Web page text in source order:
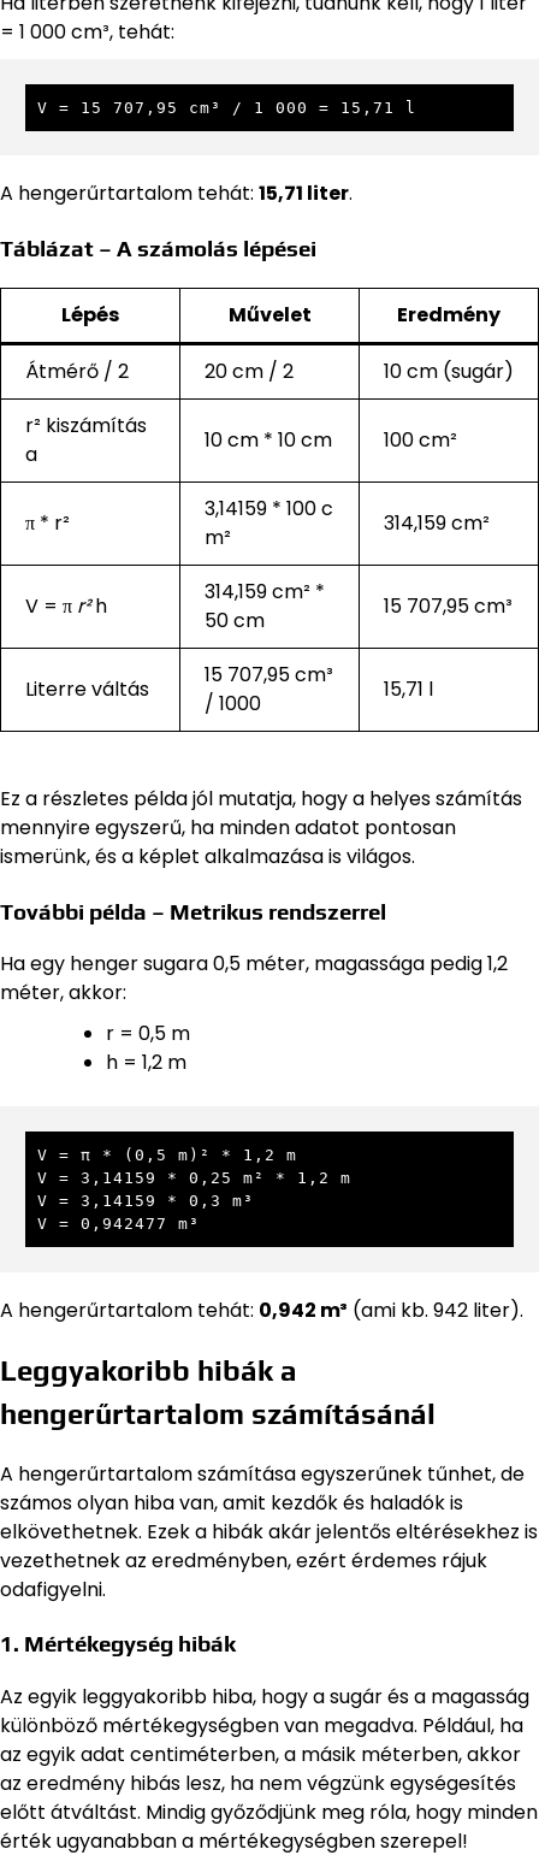
= 1 000 cm³, tehát:
V = 15 707,95 cm³ / 1 000 = 15,71 l
A hengerűrtartalom tehát: 15,71 liter.
Táblázat – A számolás lépései
Lépés Művelet Eredmény
Átmérő / 2 20 cm / 2
10 cm (sugár)
r² kiszámítás
a
10 cm * 10 cm 100 cm²
π * r²
3,14159 * 100 c
m²
314,159 cm²
V = π r²h
314,159 cm² *
50 cm
15 707,95 cm³
Literre váltás
15 707,95 cm³
/ 1000
15,71 l
Ez a részletes példa jól mutatja, hogy a helyes számítás
mennyire egyszerű, ha minden adatot pontosan
ismerünk, és a képlet alkalmazása is világos.
További példa – Metrikus rendszerrel
Ha egy henger sugara 0,5 méter, magassága pedig 1,2
méter, akkor:
r = 0,5 m
h = 1,2 m
V = π * (0,5 m)² * 1,2 m
V = 3,14159 * 0,25 m² * 1,2 m
V = 3,14159 * 0,3 m³
V = 0,942477 m³
A hengerűrtartalom tehát: 0,942 m³ (ami kb. 942 liter).
Leggyakoribb hibák a
hengerűrtartalom számításánál
A hengerűrtartalom számítása egyszerűnek tűnhet, de
számos olyan hiba van, amit kezdők és haladók is
elkövethetnek. Ezek a hibák akár jelentős eltérésekhez is
vezethetnek az eredményben, ezért érdemes rájuk
odafigyelni.
1. Mértékegység hibák
Az egyik leggyakoribb hiba, hogy a sugár és a magasság
különböző mértékegységben van megadva. Például, ha
az egyik adat centiméterben, a másik méterben, akkor
az eredmény hibás lesz, ha nem végzünk egységesítés
előtt átváltást. Mindig győződjünk meg róla, hogy minden
érték ugyanabban a mértékegységben szerepel!